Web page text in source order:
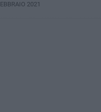
2021